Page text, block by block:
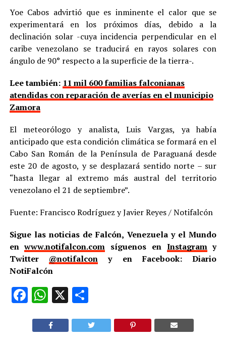
Yoe Cabos advirtió que es inminente el calor que se
experimentará en los próximos días, debido a la
declinación solar -cuya incidencia perpendicular en el
caribe venezolano se traducirá en rayos solares con
ángulo de 90° respecto a la superficie de la tierra-.
Lee también: 11 mil 600 familias falconianas
atendidas con reparación de averías en el municipio
Zamora
El meteorólogo y analista, Luis Vargas, ya había
anticipado que esta condición climática se formará en el
Cabo San Román de la Península de Paraguaná desde
este 20 de agosto, y se desplazará sentido norte – sur
“hasta llegar al extremo más austral del territorio
venezolano el 21 de septiembre”.
Fuente: Francisco Rodríguez y Javier Reyes / Notifalcón
Sigue las noticias de Falcón, Venezuela y el Mundo
enwww.notifalcon.com síguenos en Instagramy
Twitter @notifalcon y en Facebook: Diario
NotiFalcón
Facebook
WhatsApp
X Compartir